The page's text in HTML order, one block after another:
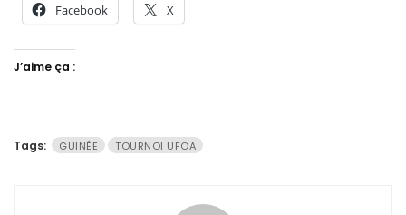
Facebook X
J’aime ça :
Tags: GUINÉE TOURNOI UFOA